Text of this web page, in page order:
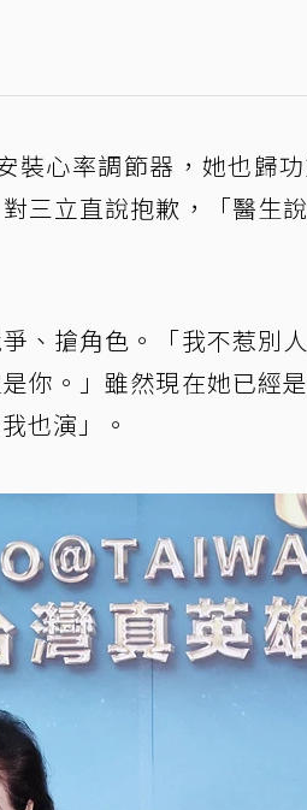
裝心率調節器，她也歸
三立直說抱歉，「醫生
、搶角色。「我不惹別
你。」雖然現在她已經
也演」。